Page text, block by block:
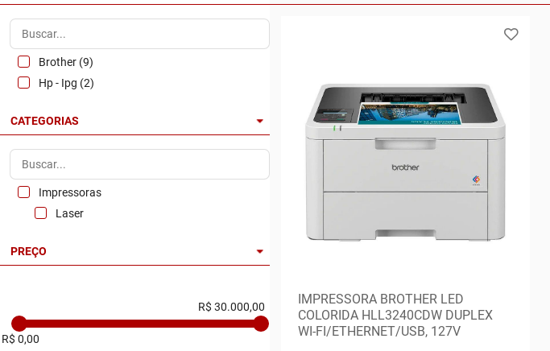
Brother (9)
Hp - Ipg (2)
CATEGORIAS
Impressoras
Laser
PREÇO
R$ 0,00
R$ 30.000,00
IMPRESSORA BROTHER LED
COLORIDA HLL3240CDW DUPLEX
WI-FI/ETHERNET/USB, 127V